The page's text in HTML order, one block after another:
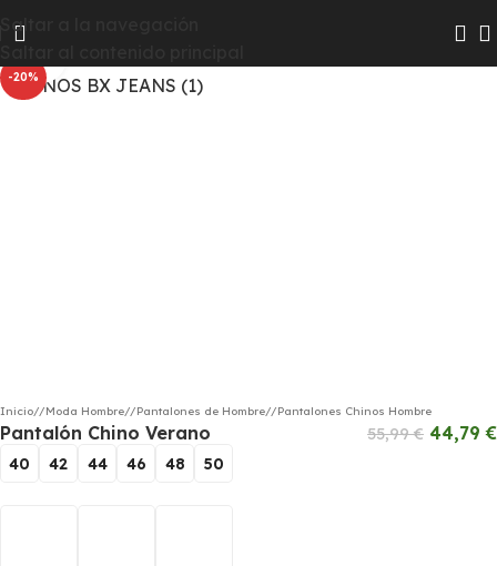
Saltar a la navegación
para que te resulte más fácil encontrar todas las
novedades
-20%
Inicio/ Moda Hombre/ Pantalones de Hombre/ Pantalones Chinos Hombre
Pantalón Chino Verano 55,99€ 44,79€
40 42 44 46 48 50